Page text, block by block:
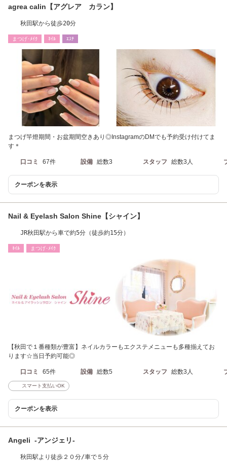
agrea calin【アグレア カラン】
秋田駅から徒歩20分
まつげ･ﾒｲｸ ﾈｲﾙ ｴｽﾃ
まつげ竿燈期間・お盆期間空きあり◎InstagramのDMでも予約受け付けてま
す＊
口コミ 67件 設備 総数3 スタッフ 総数3人
クーポンを表示
Nail & Eyelash Salon Shine【シャイン】
JR秋田駅から車で約5分（徒歩約15分）
ﾈｲﾙ まつげ･ﾒｲｸ
【秋田で１番種類が豊富】ネイルカラーもエクステメニューも多種揃えてお
ります☆当日予約可能◎
口コミ 65件 設備 総数5 スタッフ 総数3人
スマート支払いOK
クーポンを表示
Angeli -アンジェリ-
秋田駅より徒歩２０分/車で５分